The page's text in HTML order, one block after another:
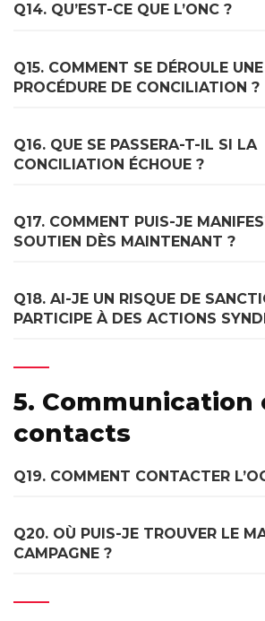
Q14. QU’EST-CE QUE L’ONC ?
Q15. COMMENT SE DÉROULE UNE
PROCÉDURE DE CONCILIATION ?
Q16. QUE SE PASSERA-T-IL SI LA
CONCILIATION ÉCHOUE ?
Q17. COMMENT PUIS-JE
SOUTIEN DÈS MAINTENANT ?
Q18. AI-JE UN RISQUE DE
PARTICIPE À DES ACTIONS
5. Communication
contacts
Q19. COMMENT CONTACTER
Q20. OÙ PUIS-JE TROUVER LE
CAMPAGNE ?